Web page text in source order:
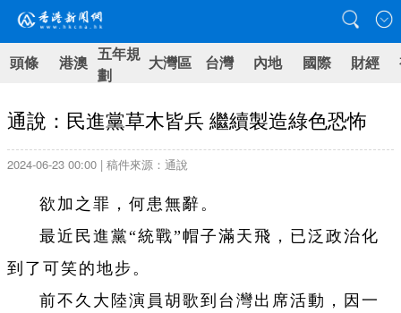
頭條 港澳 五年規
劃
大灣區 台灣 內地 國際 財經
通說：民進黨草木皆兵 繼續製造綠色恐怖
2024-06-23 00:00 | 稿件來源：通說
欲加之罪，何患無辭。
最近民進黨“統戰”帽子滿天飛，已泛政治化
到了可笑的地步。
前不久大陸演員胡歌到台灣出席活動，因一